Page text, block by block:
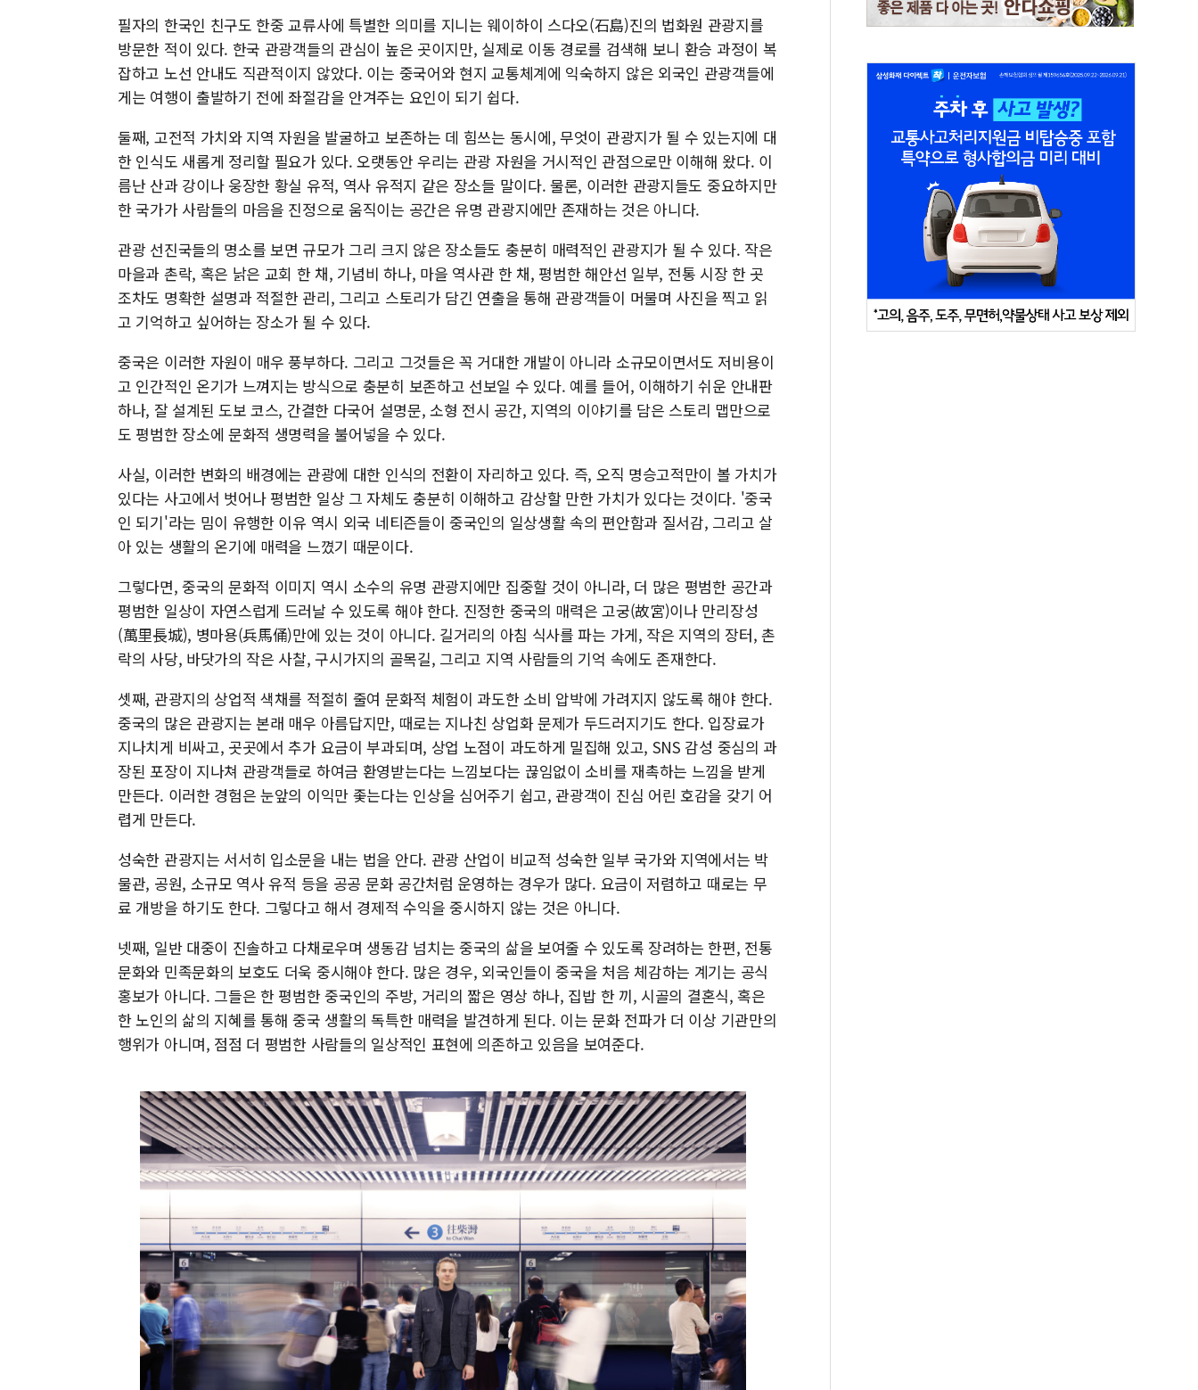
필자의 한국인 친구도 한중 교류사에 특별한 의미를 지니는 웨이하이 스다오(石島)진의 법화원 관광지를
방문한 적이 있다. 한국 관광객들의 관심이 높은 곳이지만, 실제로 이동 경로를 검색해 보니 환승 과정이 복
잡하고 노선 안내도 직관적이지 않았다. 이는 중국어와 현지 교통체계에 익숙하지 않은 외국인 관광객들에
게는 여행이 출발하기 전에 좌절감을 안겨주는 요인이 되기 쉽다.
둘째, 고전적 가치와 지역 자원을 발굴하고 보존하는 데 힘쓰는 동시에, 무엇이 관광지가 될 수 있는지에 대
한 인식도 새롭게 정리할 필요가 있다. 오랫동안 우리는 관광 자원을 거시적인 관점으로만 이해해 왔다. 이
름난 산과 강이나 웅장한 황실 유적, 역사 유적지 같은 장소들 말이다. 물론, 이러한 관광지들도 중요하지만
한 국가가 사람들의 마음을 진정으로 움직이는 공간은 유명 관광지에만 존재하는 것은 아니다.
관광 선진국들의 명소를 보면 규모가 그리 크지 않은 장소들도 충분히 매력적인 관광지가 될 수 있다. 작은
마을과 촌락, 혹은 낡은 교회 한 채, 기념비 하나, 마을 역사관 한 채, 평범한 해안선 일부, 전통 시장 한 곳
조차도 명확한 설명과 적절한 관리, 그리고 스토리가 담긴 연출을 통해 관광객들이 머물며 사진을 찍고 읽
고 기억하고 싶어하는 장소가 될 수 있다.
중국은 이러한 자원이 매우 풍부하다. 그리고 그것들은 꼭 거대한 개발이 아니라 소규모이면서도 저비용이
고 인간적인 온기가 느껴지는 방식으로 충분히 보존하고 선보일 수 있다. 예를 들어, 이해하기 쉬운 안내판
하나, 잘 설계된 도보 코스, 간결한 다국어 설명문, 소형 전시 공간, 지역의 이야기를 담은 스토리 맵만으로
도 평범한 장소에 문화적 생명력을 불어넣을 수 있다.
사실, 이러한 변화의 배경에는 관광에 대한 인식의 전환이 자리하고 있다. 즉, 오직 명승고적만이 볼 가치가
있다는 사고에서 벗어나 평범한 일상 그 자체도 충분히 이해하고 감상할 만한 가치가 있다는 것이다. '중국
인 되기'라는 밈이 유행한 이유 역시 외국 네티즌들이 중국인의 일상생활 속의 편안함과 질서감, 그리고 살
아 있는 생활의 온기에 매력을 느꼈기 때문이다.
그렇다면, 중국의 문화적 이미지 역시 소수의 유명 관광지에만 집중할 것이 아니라, 더 많은 평범한 공간과
평범한 일상이 자연스럽게 드러날 수 있도록 해야 한다. 진정한 중국의 매력은 고궁(故宮)이나 만리장성
(萬里長城), 병마용(兵馬俑)만에 있는 것이 아니다. 길거리의 아침 식사를 파는 가게, 작은 지역의 장터, 촌
락의 사당, 바닷가의 작은 사찰, 구시가지의 골목길, 그리고 지역 사람들의 기억 속에도 존재한다.
셋째, 관광지의 상업적 색채를 적절히 줄여 문화적 체험이 과도한 소비 압박에 가려지지 않도록 해야 한다.
중국의 많은 관광지는 본래 매우 아름답지만, 때로는 지나친 상업화 문제가 두드러지기도 한다. 입장료가
지나치게 비싸고, 곳곳에서 추가 요금이 부과되며, 상업 노점이 과도하게 밀집해 있고, SNS 감성 중심의 과
장된 포장이 지나쳐 관광객들로 하여금 환영받는다는 느낌보다는 끊임없이 소비를 재촉하는 느낌을 받게
만든다. 이러한 경험은 눈앞의 이익만 좇는다는 인상을 심어주기 쉽고, 관광객이 진심 어린 호감을 갖기 어
렵게 만든다.
성숙한 관광지는 서서히 입소문을 내는 법을 안다. 관광 산업이 비교적 성숙한 일부 국가와 지역에서는 박
물관, 공원, 소규모 역사 유적 등을 공공 문화 공간처럼 운영하는 경우가 많다. 요금이 저렴하고 때로는 무
료 개방을 하기도 한다. 그렇다고 해서 경제적 수익을 중시하지 않는 것은 아니다.
넷째, 일반 대중이 진솔하고 다채로우며 생동감 넘치는 중국의 삶을 보여줄 수 있도록 장려하는 한편, 전통
문화와 민족문화의 보호도 더욱 중시해야 한다. 많은 경우, 외국인들이 중국을 처음 체감하는 계기는 공식
홍보가 아니다. 그들은 한 평범한 중국인의 주방, 거리의 짧은 영상 하나, 집밥 한 끼, 시골의 결혼식, 혹은
한 노인의 삶의 지혜를 통해 중국 생활의 독특한 매력을 발견하게 된다. 이는 문화 전파가 더 이상 기관만의
행위가 아니며, 점점 더 평범한 사람들의 일상적인 표현에 의존하고 있음을 보여준다.